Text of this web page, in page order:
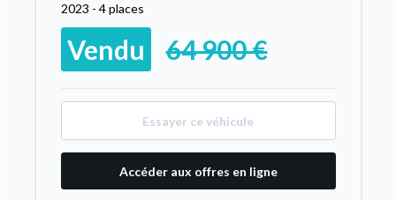
2023 - 4 places
Vendu 64 900 €
Essayer ce véhicule
Accéder aux offres en ligne